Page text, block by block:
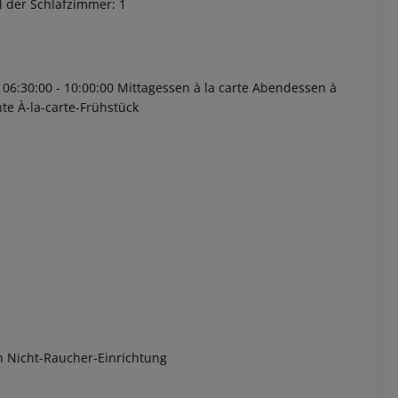
Schlafzimmer: 1
- 10:00:00 Mittagessen à la carte Abendessen à
À-la-carte-Frühstück
Nicht-Raucher-Einrichtung